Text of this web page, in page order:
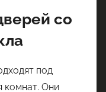
со
под
комнат. Они